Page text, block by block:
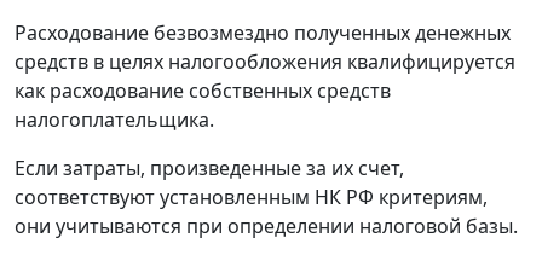
Расходование безвозмездно полученных денежных
средств в целях налогообложения квалифицируется
как расходование собственных средств
налогоплательщика.
Если затраты, произведенные за их счет,
соответствуют установленным НК РФ критериям,
они учитываются при определении налоговой базы.